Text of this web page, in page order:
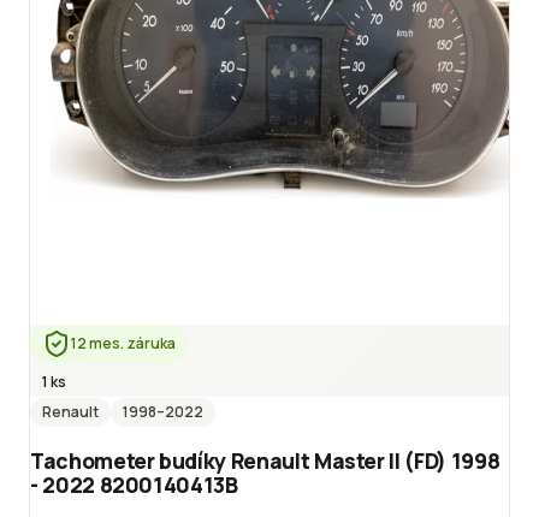
12 mes. záruka
1 ks
Renault
1998–2022
Tachometer budíky Renault Master II (FD) 1998
- 2022 8200140413B